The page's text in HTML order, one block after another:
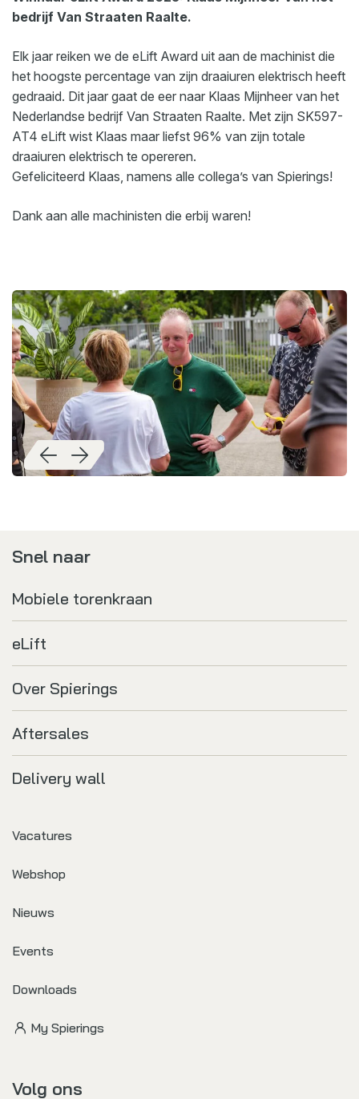
bedrijf Van Straaten Raalte.
Elk jaar reiken we de eLift Award uit aan de machinist die
het hoogste percentage van zijn draaiuren elektrisch heeft
gedraaid. Dit jaar gaat de eer naar Klaas Mijnheer van het
Nederlandse bedrijf Van Straaten Raalte. Met zijn SK597-
AT4 eLift wist Klaas maar liefst 96% van zijn totale
draaiuren elektrisch te opereren.
Gefeliciteerd Klaas, namens alle collega’s van Spierings!
Dank aan alle machinisten die erbij waren!
Snel naar
Mobiele torenkraan
eLift
Over Spierings
Aftersales
Delivery wall
Vacatures
Webshop
Nieuws
Events
Downloads
My Spierings
Volg ons